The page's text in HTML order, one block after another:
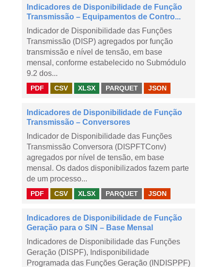
Indicadores de Disponibilidade de Função
Transmissão – Equipamentos de Contro...
Indicador de Disponibilidade das Funções
Transmissão (DISP) agregados por função
transmissão e nível de tensão, em base
mensal, conforme estabelecido no Submódulo
9.2 dos...
PDF CSV XLSX PARQUET JSON
Indicadores de Disponibilidade de Função
Transmissão – Conversores
Indicador de Disponibilidade das Funções
Transmissão Conversora (DISPFTConv)
agregados por nível de tensão, em base
mensal. Os dados disponibilizados fazem parte
de um processo...
PDF CSV XLSX PARQUET JSON
Indicadores de Disponibilidade de Função
Geração para o SIN – Base Mensal
Indicadores de Disponibilidade das Funções
Geração (DISPF), Indisponibilidade
Programada das Funções Geração (INDISPPF)